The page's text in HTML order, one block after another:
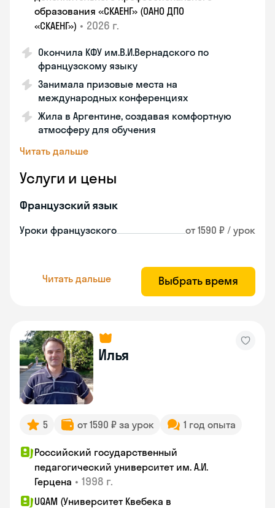
образования «СКАЕНГ» (ОАНО ДПО
«СКАЕНГ») • 2026 г.
Окончила КФУ им.В.И.Вернадского по
французскому языку
Занимала призовые места на
международных конференциях
Жила в Аргентине, создавая комфортную
атмосферу для обучения
Читать дальше
Услуги и цены
Французский язык
Уроки французского от 1590 ₽ / урок
Читать дальше Выбрать время
Илья
5 от 1590 ₽ за урок 1 год опыта
Российский государственный
педагогический университет им. А.И.
Герцена • 1998 г.
UQAM (Университет Квебека в